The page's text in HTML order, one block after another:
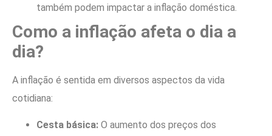
também podem impactar a inflação doméstica.
Como a inflação afeta o dia a
dia?
A inflação é sentida em diversos aspectos da vida
cotidiana:
Cesta básica: O aumento dos preços dos